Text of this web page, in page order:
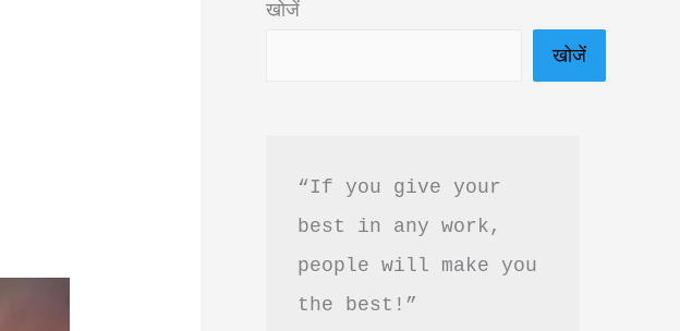
खोजें
खोजें
“If you give your
best in any work,
people will make you
the best!”